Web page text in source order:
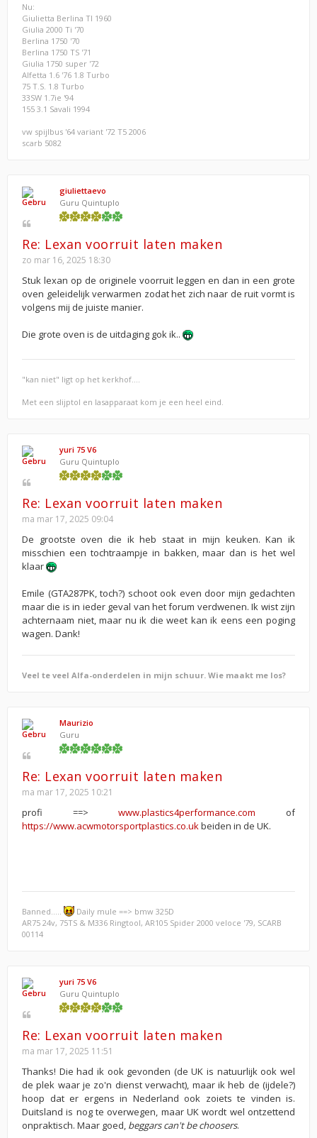
Nu:
Giulietta Berlina TI 1960
Giulia 2000 Ti '70
Berlina 1750 '70
Berlina 1750 TS '71
Giulia 1750 super '72
Alfetta 1.6 '76 1.8 Turbo
75 T.S. 1.8 Turbo
33SW 1.7ie '94
155 3.1 Savali 1994
vw spijlbus '64 variant '72 T5 2006
scarb 5082
giuliettaevo
Guru Quintuplo
Re: Lexan voorruit laten maken
zo mar 16, 2025 18:30
Stuk lexan op de originele voorruit leggen en dan in een grote
oven geleidelijk verwarmen zodat het zich naar de ruit vormt is
volgens mij de juiste manier.
Die grote oven is de uitdaging gok ik..
"kan niet" ligt op het kerkhof....
Met een slijptol en lasapparaat kom je een heel eind.
yuri 75 V6
Guru Quintuplo
Re: Lexan voorruit laten maken
ma mar 17, 2025 09:04
De grootste oven die ik heb staat in mijn keuken. Kan ik
misschien een tochtraampje in bakken, maar dan is het wel
klaar
Emile (GTA287PK, toch?) schoot ook even door mijn gedachten
maar die is in ieder geval van het forum verdwenen. Ik wist zijn
achternaam niet, maar nu ik die weet kan ik eens een poging
wagen. Dank!
Veel te veel Alfa-onderdelen in mijn schuur. Wie maakt me los?
Maurizio
Guru
Re: Lexan voorruit laten maken
ma mar 17, 2025 10:21
profi ==>www.plastics4performance.com of
https://www.acwmotorsportplastics.co.ukbeiden in de UK.
Banned.....
Daily mule ==> bmw 325D
AR75 24v, 75TS & M336 Ringtool, AR105 Spider 2000 veloce '79, SCARB
00114
yuri 75 V6
Guru Quintuplo
Re: Lexan voorruit laten maken
ma mar 17, 2025 11:51
Thanks! Die had ik ook gevonden (de UK is natuurlijk ook wel
de plek waar je zo'n dienst verwacht), maar ik heb de (ijdele?)
hoop dat er ergens in Nederland ook zoiets te vinden is.
Duitsland is nog te overwegen, maar UK wordt wel ontzettend
onpraktisch. Maar goed, beggars can't be choosers.